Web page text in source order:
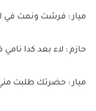
ميار : فرشت ونمت في
حازم : لاء بعد كدا
ميار : حضرتك طلبت مني